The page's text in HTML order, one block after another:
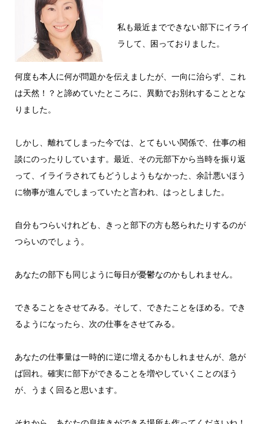
私も最近までできない部下にイライ
ラして、困っておりました。
何度も本人に何が問題かを伝えましたが、一向に治らず、これ
は天然！？と諦めていたところに、異動でお別れすることとな
りました。
しかし、離れてしまった今では、とてもいい関係で、仕事の相
談にのったりしています。最近、その元部下から当時を振り返
って、イライラされてもどうしようもなかった、余計悪いほう
に物事が進んでしまっていたと言われ、はっとしました。
自分もつらいけれども、きっと部下の方も怒られたりするのが
つらいのでしょう。
あなたの部下も同じように毎日が憂鬱なのかもしれません。
できることをさせてみる。そして、できたことをほめる。でき
るようになったら、次の仕事をさせてみる。
あなたの仕事量は一時的に逆に増えるかもしれませんが、急が
ば回れ。確実に部下ができることを増やしていくことのほう
が、うまく回ると思います。